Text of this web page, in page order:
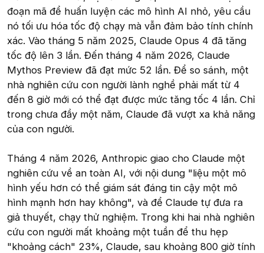
đoạn mã để huấn luyện các mô hình AI nhỏ, yêu cầu
nó tối ưu hóa tốc độ chạy mà vẫn đảm bảo tính chính
xác. Vào tháng 5 năm 2025, Claude Opus 4 đã tăng
tốc độ lên 3 lần. Đến tháng 4 năm 2026, Claude
Mythos Preview đã đạt mức 52 lần. Để so sánh, một
nhà nghiên cứu con người lành nghề phải mất từ 4
đến 8 giờ mới có thể đạt được mức tăng tốc 4 lần. Chỉ
trong chưa đầy một năm, Claude đã vượt xa khả năng
của con người.
Tháng 4 năm 2026, Anthropic giao cho Claude một
nghiên cứu về an toàn AI, với nội dung "liệu một mô
hình yếu hơn có thể giám sát đáng tin cậy một mô
hình mạnh hơn hay không", và để Claude tự đưa ra
giả thuyết, chạy thử nghiệm. Trong khi hai nhà nghiên
cứu con người mất khoảng một tuần để thu hẹp
"khoảng cách" 23%, Claude, sau khoảng 800 giờ tính